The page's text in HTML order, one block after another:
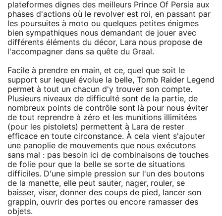
plateformes dignes des meilleurs Prince Of Persia aux
phases d'actions où le revolver est roi, en passant par
les poursuites à moto ou quelques petites énigmes
bien sympathiques nous demandant de jouer avec
différents éléments du décor, Lara nous propose de
l'accompagner dans sa quête du Graal.
Facile à prendre en main, et ce, quel que soit le
support sur lequel évolue la belle, Tomb Raider Legend
permet à tout un chacun d'y trouver son compte.
Plusieurs niveaux de difficulté sont de la partie, de
nombreux points de contrôle sont là pour nous éviter
de tout reprendre à zéro et les munitions illimitées
(pour les pistolets) permettent à Lara de rester
efficace en toute circonstance. À cela vient s'ajouter
une panoplie de mouvements que nous exécutons
sans mal : pas besoin ici de combinaisons de touches
de folie pour que la belle se sorte de situations
difficiles. D'une simple pression sur l'un des boutons
de la manette, elle peut sauter, nager, rouler, se
baisser, viser, donner des coups de pied, lancer son
grappin, ouvrir des portes ou encore ramasser des
objets.